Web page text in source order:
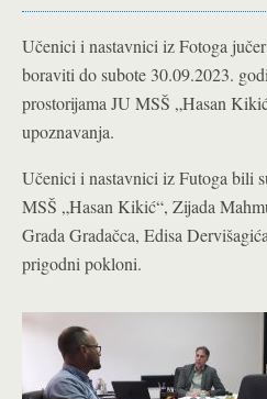
Učenici i nastavnici iz Fotoga
boraviti do subote 30.09.2023.
prostorijama JU MSŠ „Hasan
upoznavanja.
Učenici i nastavnici iz Futoga bili
MSŠ „Hasan Kikić“, Zijada
Grada Gradačca, Edisa
prigodni pokloni.